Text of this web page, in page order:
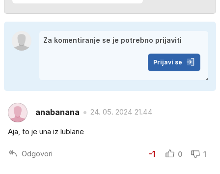
Prijavi se
anabanana 24. 05. 2024 21.44
Aja, to je una iz lublane
Odgovori -1 0 1